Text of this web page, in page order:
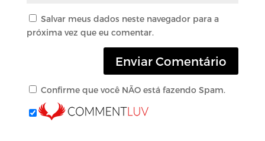
Salvar meus dados neste navegador para a
próxima vez que eu comentar.
Confirme que você NÃO está fazendo Spam.